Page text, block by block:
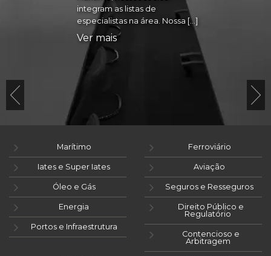
integram as listas de
especialistas na área. Nossa […]
Ver mais
Marítimo
Iates e Super Iates
Óleo e Gás
Energia
Portos e Infraestrutura
Ferroviário
Aviação
Seguros e Resseguros
Direito Público e
Regulatório
Contencioso e
Arbitragem